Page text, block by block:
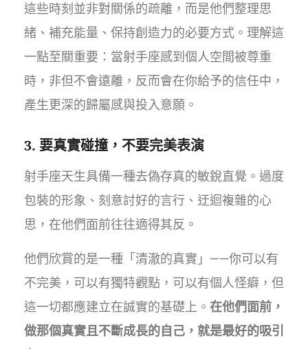
這些時刻並非對關係的疏離，而是他們整理思
緒、補充能量、保持創造力的必要方式。理解這
一點至關重要：當射手座感到個人空間被尊重
時，非但不會遠離，反而會在你給予的信任中，
產生更深的歸屬感與投入意願。
3. 要真實碰撞，不要完美表演
射手座天生具備一種去偽存真的敏銳直覺。過度
包裝的形象、刻意討好的言行、迂迴複雜的心
思，在他們面前往往適得其反。
他們欣賞的是一種「清澈的真實」——你可以有
不完美，可以有獨特觀點，可以有個人怪癖，但
這一切都應建立在誠實的基礎上。 在他們面前，
做那個真實且不斷成長的自己，就是最好的吸引